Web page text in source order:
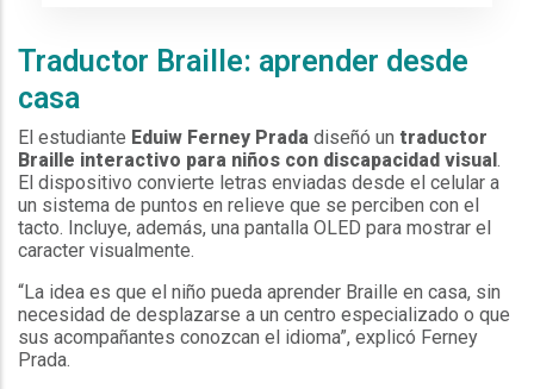
Traductor Braille: aprender desde
casa
El estudiante Eduiw Ferney Prada diseñó un traductor
Braille interactivo para niños con discapacidad visual .
El dispositivo convierte letras enviadas desde el celular a
un sistema de puntos en relieve que se perciben con el
tacto. Incluye, además, una pantalla OLED para mostrar el
caracter visualmente.
“La idea es que el niño pueda aprender Braille en casa, sin
necesidad de desplazarse a un centro especializado o que
sus acompañantes conozcan el idioma”, explicó Ferney
Prada.